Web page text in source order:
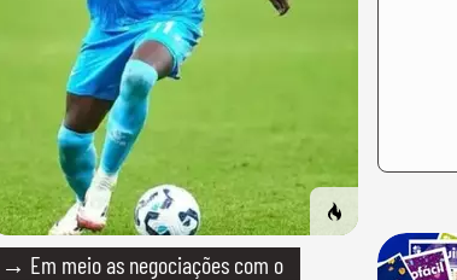
→ Em meio as negociações com o